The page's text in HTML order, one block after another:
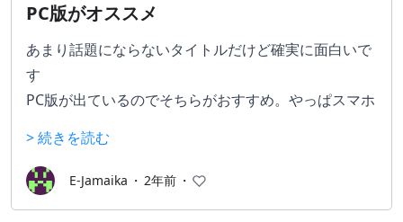
を迎えました。
「キャラクターが開放的になった」
ここが多分復活した一番の内容であり、登場するキャ
と評判が高まりました。
私は元々キャラクターのモデルが可愛いと続けていた
ので、更に魅力が増したと思っています。
PC版がオススメ
あまり話題にならないタイトルだけど確実に面白いで
す
PC版が出ているのでそちらがおすすめ。やっぱスマホ
ゲーム自体はそこまで特徴あるわけではないですが、
堅実に作られてる印象のTPSです。
> 続きを読む
E-Jamaika ・ 2年前 ・